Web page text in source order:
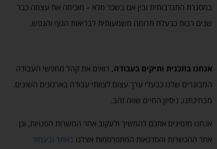
במסגרת התנדבותית ובין אם בשכר מלא – מוכיחה את עצמה כבר
שנים רבות כבעלת תרומה משמעותית לבריאות הגוף והנפש.
אנחנו בתכנית ותיקים בעבודה, רואים את קהל מחפשי העבודה
המבוגרים שלנו כבעלי ערך עצום לצוותי עבודה בארגונים השונים.
מבחינתנו, ניסיון החיים שווה זהב.
אנחנו מזמינים אתכם להמשיך ולעקוב אחר המשרות הפנויות, וכן
אחר ההכשרות והסדנאות המתפרסמות אצלנו באתר ובעמוד